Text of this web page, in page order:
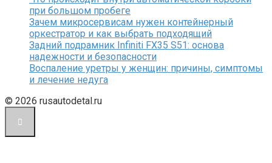
при большом пробеге
Зачем микросервисам нужен контейнерный
оркестратор и как выбрать подходящий
Задний подрамник Infiniti FX35 S51: основа
надежности и безопасности
Воспаление уретры у женщин: причины, симптомы
и лечение недуга
© 2026 rusautodetal.ru